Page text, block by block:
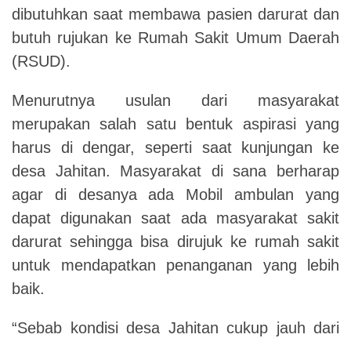
dibutuhkan saat membawa pasien darurat dan
butuh rujukan ke Rumah Sakit Umum Daerah
(RSUD).
Menurutnya usulan dari masyarakat
merupakan salah satu bentuk aspirasi yang
harus di dengar, seperti saat kunjungan ke
desa Jahitan. Masyarakat di sana berharap
agar di desanya ada Mobil ambulan yang
dapat digunakan saat ada masyarakat sakit
darurat sehingga bisa dirujuk ke rumah sakit
untuk mendapatkan penanganan yang lebih
baik.
“Sebab kondisi desa Jahitan cukup jauh dari